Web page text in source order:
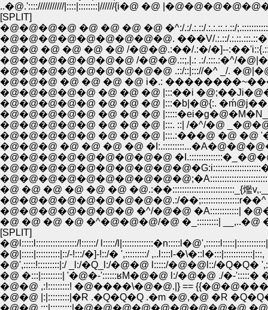
..�@.'::::///////////|::::|::::::::|//////{i�@ �@
[SPLIT]
�@�@�@�@ �@ �@ �@ �@ �^:/.:/.:.::/.:.:.::.:.::/
�@�@�@�@�@�@�@�@�@. ���V/.:.::/
�@�@ �@ �@ �@ �@ /�@�@.:��/.:�/�]--
�@�@�@�@�@�@�@ /�@�@.::;.|.: .:/.:::.:�^/
�@�@�@�@�@�@�@�@�@ .::/::|::://�^ _/.
�@�@�@ �@ �@ �@ �@ i�.:
�@�@�@�@�@ �@ �@ �@ |:::��i
�@�@�@�@�@ �@ �@ �@ |:::�b|�@{:.
�@�@�@�@�@ �@ �@ �@
�@�@�@�@�@ �@ �@ �@ |:::. ::| /�^/�@
�@�@�@�@�@ �@ �@ �@ |:::.:���@ �@ �@
�@�@�@ �@ �@ �@ �@
�@�@�@�@�@�@�@�@�@
�@ �@ �@ �@ �@ �@ �@.:��::::::::::::::::::::::::::_{爁
�@�@�@�@�@�@�@�@�@.:/��;::::::::::::::::r��^
�@�@�@�@�@�@�@ �^/�@�@ �A::::::::::::|
�@ �@ �@ �@ �^�@�@�@/�@ �_:::::::::| __,..�@
[SPLIT]
�@l:::::l:::::::::::::::::/!::::::/ l:::::/
�@|:::::|::::::::::|::/-!:::/�]-!::/� ',:::::::::/ ,..l::::l-�\�::l�:::|::::::::::::|:::,
�@',:::::!:::::::::|:/ _l:/�Q_l:/�@�@ l:::::/�@�@l::/�Q�Q�
�@ �:::|:::::::::| '�@�-'::::::ʁM�@�@ l:/�@�@ ./�-':::::�
�@�@ ,:!:::::::::! �@����\�@�@.|} ==
�@�@ |:|:::::::::|�R .�Q�Q�Q .�m �@,�@ �R
�@�@,:::|:::::::::|�@�@�@�@�@�@�@�@�@ �@